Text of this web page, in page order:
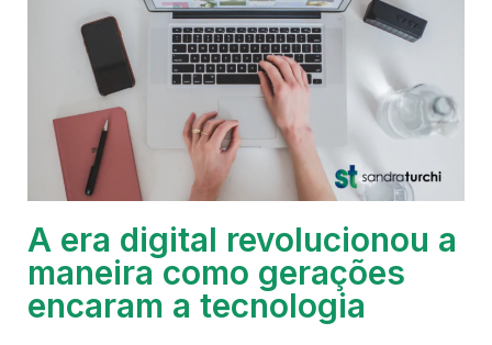
A era digital revolucionou a
maneira como gerações
encaram a tecnologia